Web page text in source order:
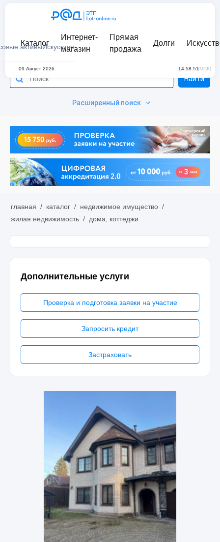
активыИскусство
Каталог
Интернет-
магазин
Прямая
продажа
Долги
09 Август 2026 14:58:51(МСК)
Расширенный поиск
Найти
главная / каталог / недвижимое имущество /
жилая недвижимость / дома, коттеджи
Дополнительные услуги
Проверка и подготовка заявки на участие
Запросить кредит
Застраховать